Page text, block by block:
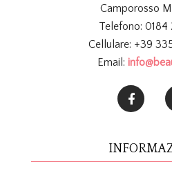
Camporosso
Telefono: 0184
Cellulare: +39
Email: